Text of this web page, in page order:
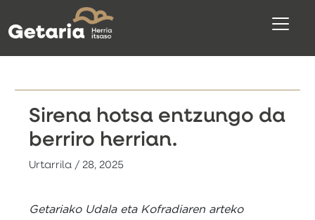
Sirena hotsa entzungo da
berriro herrian.
Urtarrila / 28, 2025
Getariako Udala eta Kofradiaren arteko